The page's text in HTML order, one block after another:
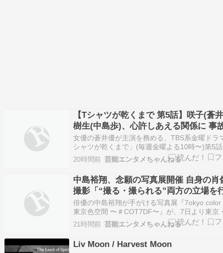
【Tシャツが乾くまで 第5話】咲子(蒼
樹生(中島歩)、心許しあえる関係に 事
一年・新たな章の幕上がる
女優の蒼井優が主演を務める、TBS系金曜ドラ
シャツが乾くまで」(毎週金曜よる10時〜)第5
日に放送される。 続きを読む ≫ 蒼井優 Tシャ
くまで Tシャツが乾くまであらすじ 芸能
20時間前 芸能エンタメちゃんねる
中島裕翔、念願の写真展開催 自身の肖
撮影「“撮る・撮られる”両方の立場を
する自分を詰め込んだ」
俳優の中島裕翔が手がける写真展『7okyo color
東京色空間 〜＃COT7DF〜』が、7日より東京
のソニーイメージングギャラリー銀座でスター
る。 続きを読む ≫ 中島裕翔 芸能
21時間前 芸能エンタメちゃんねる
Liv Moon / Harvest Moon